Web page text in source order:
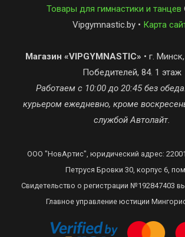
Товары для гимнастики и танцев
Vipgymnastic.by • Карта
Магазин «VIPGYMNASTIC» • г.
Победителей, 84. 1 этаж
Работаем с 10:00 до 20:45 без
курьером ежедневно, кроме
службой Автолайт.
ООО "НовАртис", юридический адрес:
Петруся Бровки 30, корпус 6,
Свидетельство о регистрации №192847403
Главное управление юстиции